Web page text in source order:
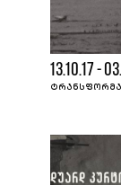
13.10.17 -